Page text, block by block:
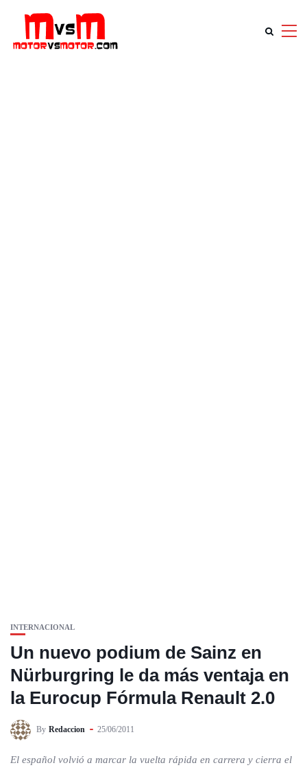
INTERNACIONAL
Un nuevo podium de Sainz en
Nürburgring le da más ventaja en
la Eurocup Fórmula Renault 2.0
By Redaccion 25/06/2011
El español volvió a marcar la vuelta rápida en carrera y cierra el